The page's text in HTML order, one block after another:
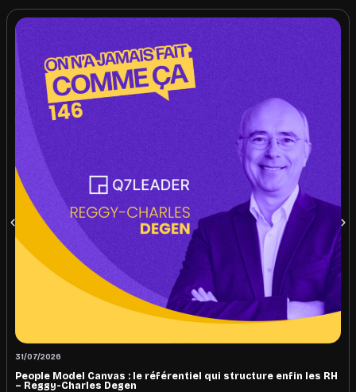
31/07/2026
People Model Canvas : le référentiel qui structure enfin les RH
– Reggy-Charles Degen